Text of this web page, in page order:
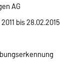
AG
bis 28.02.2015